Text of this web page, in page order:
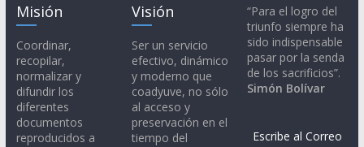
Misión
Coordinar,
recopilar,
normalizar y
difundir los
diferentes
documentos
reproducidos a
Visión
Ser un servicio
efectivo, dinámico
y moderno que
coadyuve, no sólo
al acceso y
preservación en el
tiempo del
“Para el logro del
triunfo siempre ha
sido indispensable
pasar por la senda
de los sacrificios”.
Simón Bolívar
Escribe al Correo